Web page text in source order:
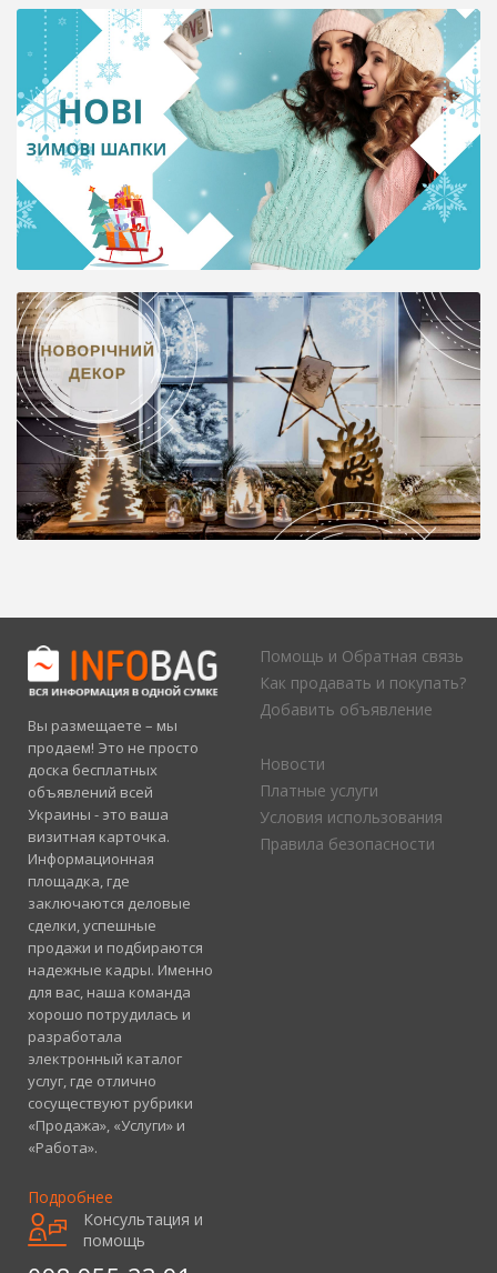
Вы размещаете – мы
продаем! Это не просто
доска бесплатных
объявлений всей
Украины - это ваша
визитная карточка.
Информационная
площадка, где
заключаются деловые
сделки, успешные
продажи и подбираются
надежные кадры. Именно
для вас, наша команда
хорошо потрудилась и
разработала
электронный каталог
услуг, где отлично
сосуществуют рубрики
«Продажа», «Услуги» и
«Работа».
Подробнее
Помощь и Обратная связь
Как продавать и покупать?
Добавить объявление
Новости
Платные услуги
Условия использования
Правила безопасности
Консультация и
помощь